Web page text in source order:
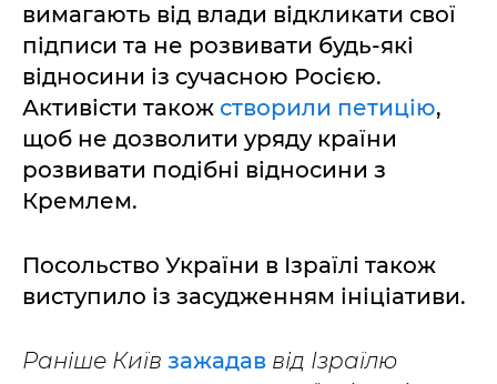
вимагають від влади відкликати свої
підписи та не розвивати будь-які
відносини із сучасною Росією.
Активісти також створили петицію,
щоб не дозволити уряду країни
розвивати подібні відносини з
Кремлем.
Посольство України в Ізраїлі також
виступило із засудженням ініціативи.
Раніше Київ зажадав від Ізраїлю